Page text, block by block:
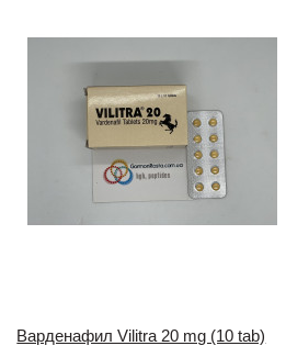
Варденафил Vilitra 20 mg (10 tab)